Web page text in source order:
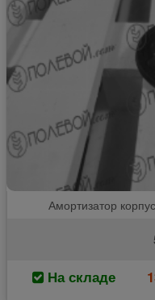
Амортизатор
На складе